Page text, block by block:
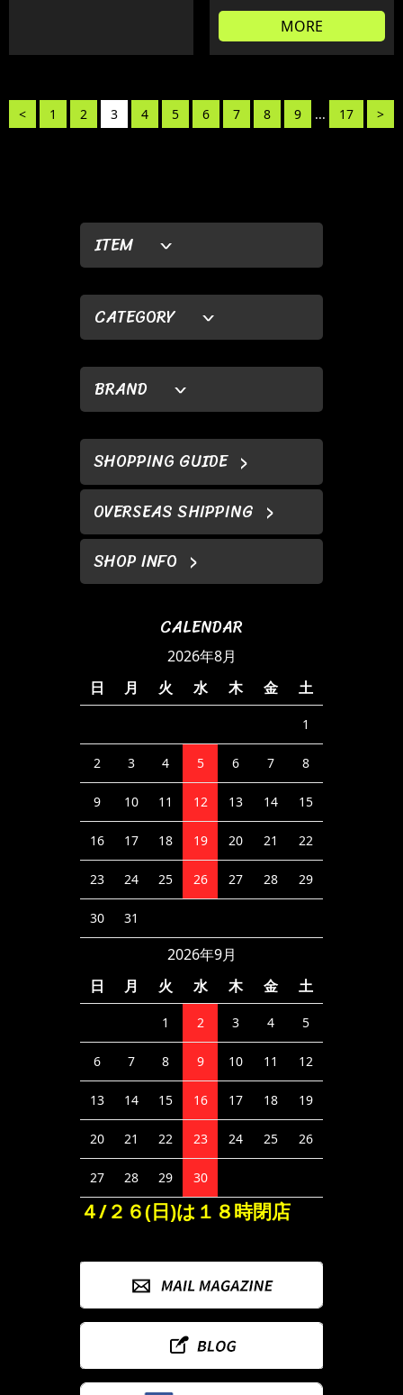
ITEM
CATEGORY
BRAND
SHOPPING GUIDE
OVERSEAS SHIPPING
SHOP INFO
CALENDAR
2026年8月
日
月 火 水 木 金 土
1
2 3 4 5 6 7 8
9 10 11 12 13 14 15
16 17 18 19 20 21 22
23 24 25 26 27 28 29
30 31
2026年9月
日
月 火 水 木 金 土
1 2 3 4 5
6 7 8 9 10 11 12
13 14 15 16 17 18 19
20 21 22 23 24 25 26
27 28 29 30
４/２６(日)は１８時閉店
MORE
< 1 2 3 4 5 6 7 8 9 ... 17 >